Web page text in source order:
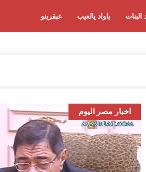
عبقرينو ياواد يالعيب البنات
اخبار مصر اليوم